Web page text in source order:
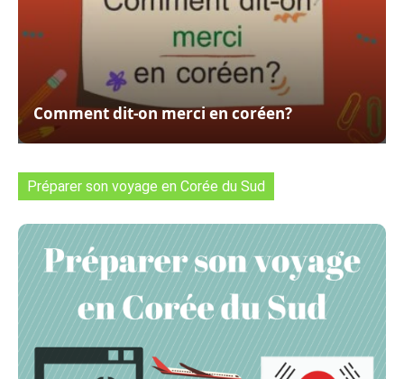
Comment dit-on merci en coréen?
Préparer son voyage en Corée du Sud